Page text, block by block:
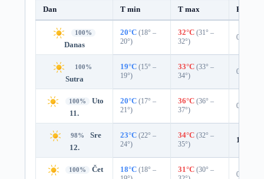
Dan T min T max
100%
Danas
20°C (18° –
20°)
32°C (31° –
32°)
0%
100%
Sutra
19°C (15° –
19°)
33°C (33° –
34°)
0%
100%
Uto
11.
20°C (17° –
21°)
36°C (36° –
37°)
0%
98%
Sre
12.
23°C (22° –
24°)
34°C (32° –
35°)
1%
100%
Čet
18°C (18° –
31°C (30° –
0%